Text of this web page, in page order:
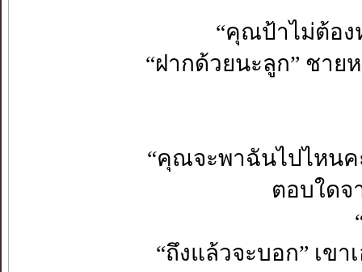
“คุณป้าไม่ต้อง
“ฝากด้วยนะลูก” ชา
“คุณจะพาฉันไปไหนค
ตอบใด
“ถึงแล้วจะบอก” เข